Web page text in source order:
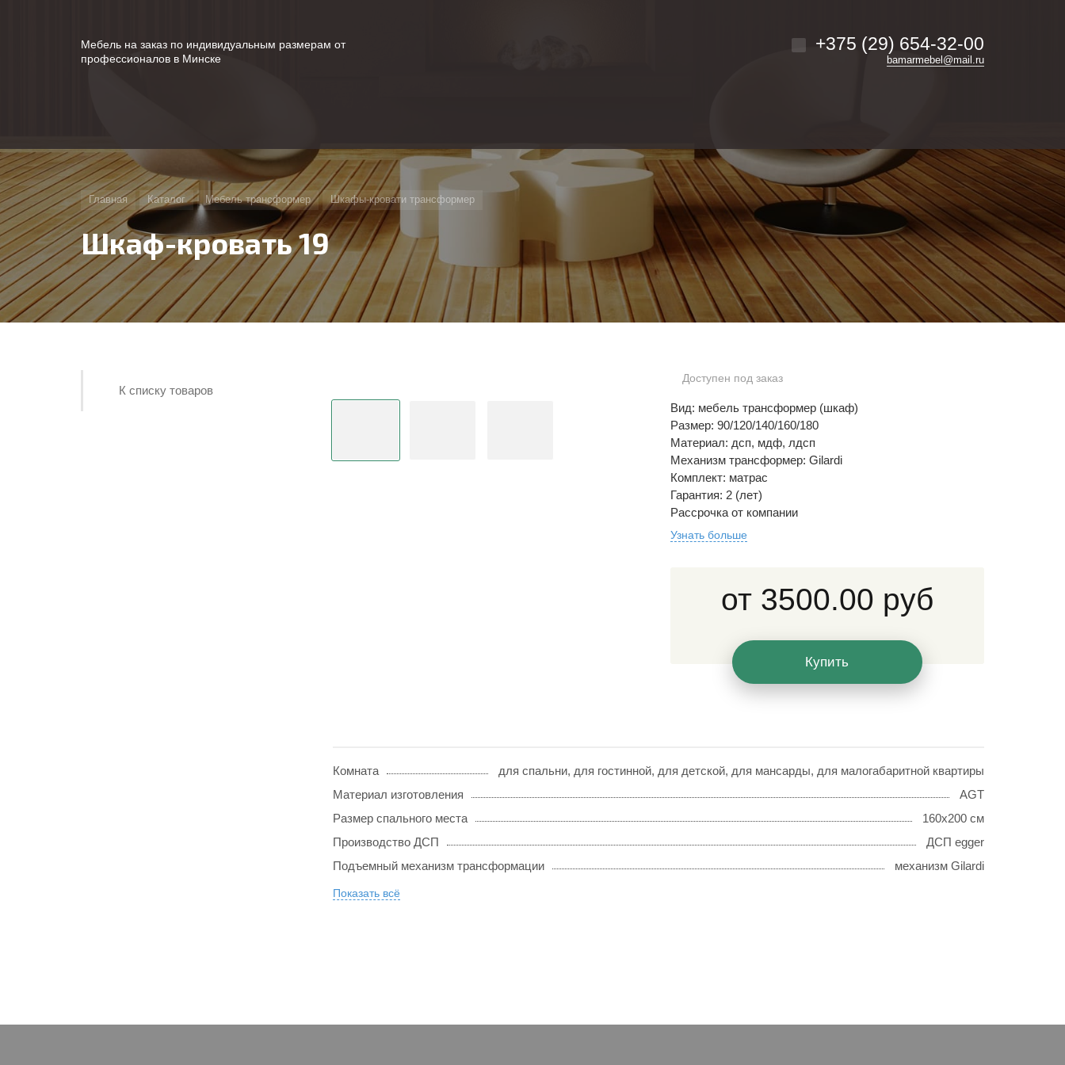
Мебель на заказ по индивидуальным размерам от
профессионалов в Минске
+375 (29) 654-32-00
bamarmebel@mail.ru
Главная Каталог Мебель трансформер Шкафы-кровати трансформер
Шкаф-кровать 19
К списку товаров
Доступен под заказ
Вид: мебель трансформер (шкаф)
Размер: 90/120/140/160/180
Материал: дсп, мдф, лдсп
Механизм трансформер: Gilardi
Комплект: матрас
Гарантия: 2 (лет)
Рассрочка от компании
Узнать больше
от 3500.00 руб
Купить
Комната
для спальни, для гостинной, для детской, для мансарды, для малогабаритной квартиры
Материал изготовления
AGT
Размер спального места
160х200 см
Производство ДСП
ДСП egger
Подъемный механизм трансформации
механизм Gilardi
Показать всё